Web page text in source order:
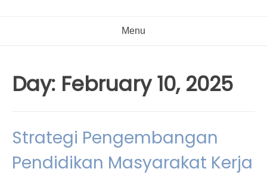
Menu
Day: February 10, 2025
Strategi Pengembangan
Pendidikan Masyarakat Kerja